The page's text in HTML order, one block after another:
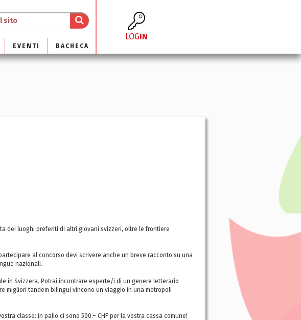
EVENTI BACHECA
LOGIN
dei luoghi preferiti di altri giovani svizzeri, oltre le frontiere
al concorso devi scrivere anche un breve racconto su una
nazionali.
in Svizzera. Potrai incontrare esperte/i di un genere letterario
migliori tandem bilingui vincono un viaggio in una metropoli
classe: in palio ci sono 500.– CHF per la vostra cassa comune!